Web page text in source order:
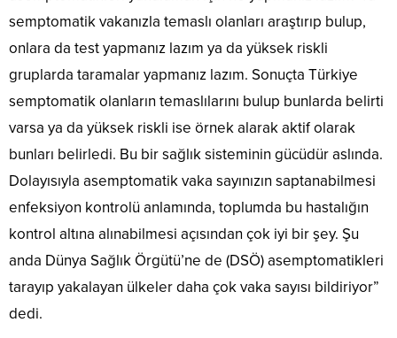
semptomatik vakanızla temaslı olanları araştırıp bulup,
onlara da test yapmanız lazım ya da yüksek riskli
gruplarda taramalar yapmanız lazım. Sonuçta Türkiye
semptomatik olanların temaslılarını bulup bunlarda belirti
varsa ya da yüksek riskli ise örnek alarak aktif olarak
bunları belirledi. Bu bir sağlık sisteminin gücüdür aslında.
Dolayısıyla asemptomatik vaka sayınızın saptanabilmesi
enfeksiyon kontrolü anlamında, toplumda bu hastalığın
kontrol altına alınabilmesi açısından çok iyi bir şey. Şu
anda Dünya Sağlık Örgütü’ne de (DSÖ) asemptomatikleri
tarayıp yakalayan ülkeler daha çok vaka sayısı bildiriyor”
dedi.